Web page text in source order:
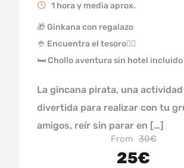
1 hora y media aprox.
🎁 Ginkana con regalazo
👲 Encuentra el tesoro🏴‍☠️
🛏 Chollo aventura sin hotel incluido
La gincana pirata, una
divertida para realizar con tu
amigos, reír sin parar en […]
From 30€
25€